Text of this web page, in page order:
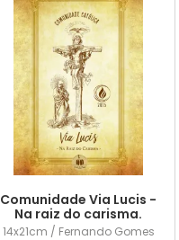
Comunidade Via Lucis -
Na raiz do carisma.
14x21cm / Fernando Gomes